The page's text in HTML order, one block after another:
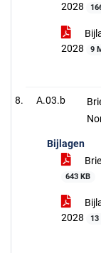
2028
2028
9
A.03.b
Bijlagen
643 KB
2028
13